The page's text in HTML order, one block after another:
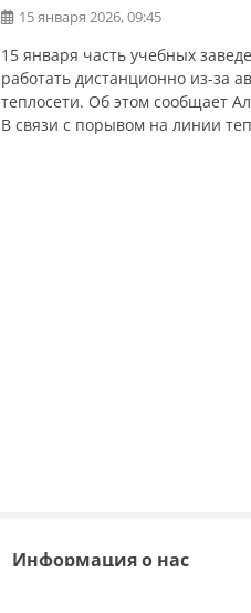
15 января 2026, 09:45
15 января часть учебных
работать дистанционно из-за
теплосети. Об этом сообщает
В связи с порывом на линии
Информация о нас